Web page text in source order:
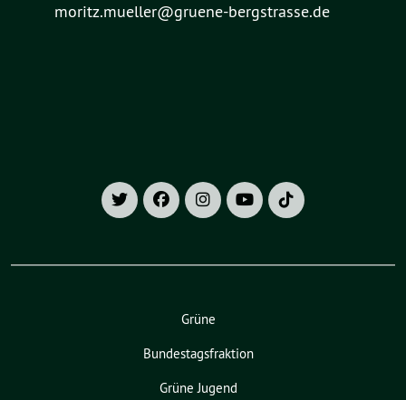
moritz.mueller@gruene-bergstrasse.de
Grüne
Bundestagsfraktion
Grüne Jugend